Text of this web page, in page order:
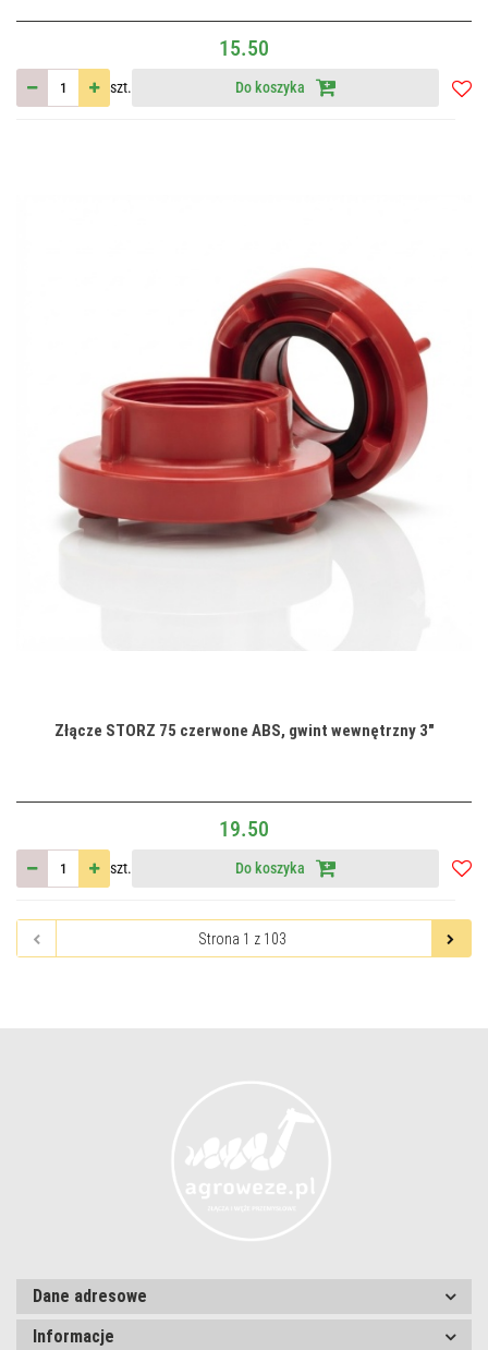
15.50
szt. Do koszyka
Złącze STORZ 75 czerwone ABS, gwint wewnętrzny 3"
19.50
szt. Do koszyka
Dane adresowe
Informacje